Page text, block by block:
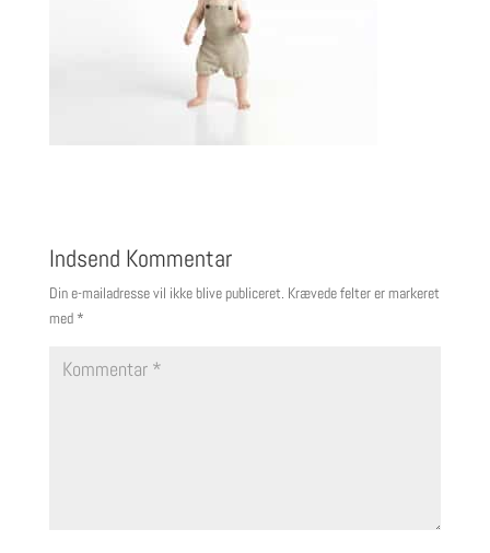
Indsend Kommentar
Din e-mailadresse vil ikke blive publiceret. Krævede felter er markeret
med *